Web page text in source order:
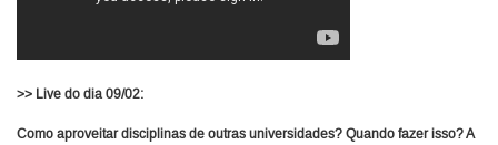
>> Live do dia 09/02:
Como aproveitar disciplinas de outras universidades? Quando fazer isso? A